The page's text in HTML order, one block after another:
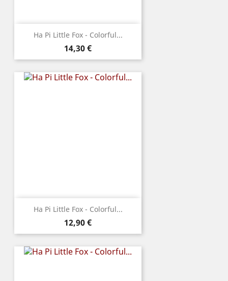
Ha Pi Little Fox - Colorful...
Prix
14,30 €
Ha Pi Little Fox - Colorful...
Prix
12,90 €